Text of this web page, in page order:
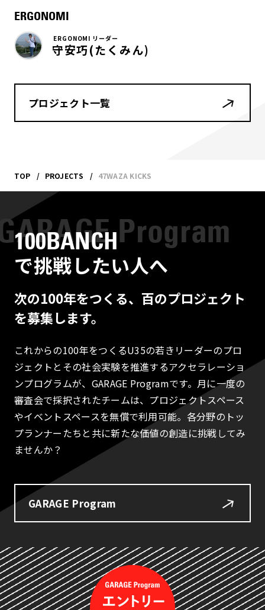
ERGONOMI
ERGONOMI リーダー
守安巧(たくみん)
プロジェクト一覧
TOP PROJECTS 47WAZA KICKS
100BANCH
で挑戦したい人へ
次の100年をつくる、百のプロジェクト
を募集します。
これからの100年をつくるU35の若きリーダーのプロ
ジェクトとその社会実験を推進するアクセラレーショ
ンプログラムが、GARAGE Programです。月に一度の
審査会で採択されたチームは、プロジェクトスペース
やイベントスペースを無償で利用可能。各分野のトッ
プランナーたちと共に新たな価値の創造に挑戦してみ
ませんか？
GARAGE Program